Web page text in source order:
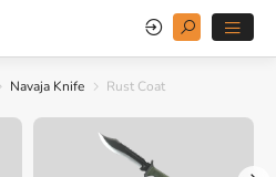
Navaja Knife Rust Coat